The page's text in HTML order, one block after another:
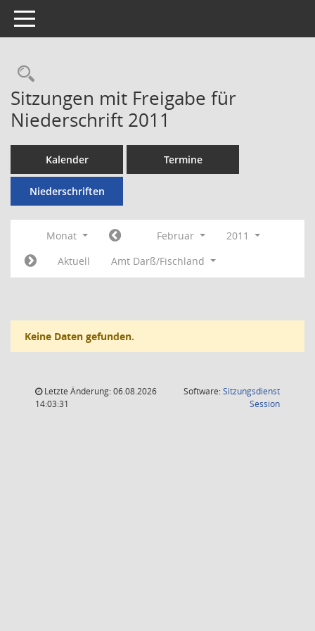
Toggle navigation
Rechercheauswahl
Sitzungen mit Freigabe für
Niederschrift 2011
Kalender Termine
Niederschriften
Monat Februar
2011
Aktuell
Amt Darß/Fischland
Keine Daten gefunden.
Letzte Änderung: 06.08.2026
14:03:31
Software:Sitzungsdienst
Session(Wird in